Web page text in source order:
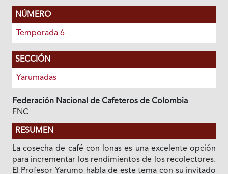
NÚMERO
Temporada 6
SECCIÓN
Yarumadas
Federación Nacional de Cafeteros de Colombia
FNC
RESUMEN
La cosecha de café con lonas es una excelente opción
para incrementar los rendimientos de los recolectores.
El Profesor Yarumo habla de este tema con su invitado